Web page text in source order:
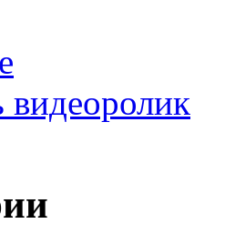
видеоролик